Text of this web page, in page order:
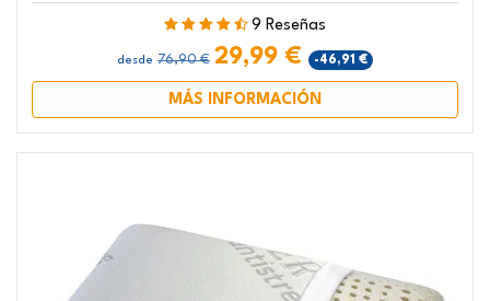
9 Reseñas
desde 76,90 € 29,99 € -46,91 €
MÁS INFORMACIÓN